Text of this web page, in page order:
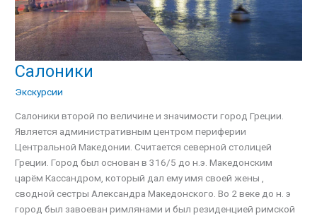
Салоники
Экскурсии
Салоники второй по величине и значимости город Греции.
Является административным центром периферии
Центральной Македонии. Считается северной столицей
Греции. Город был основан в 316/5 до н.э. Македонским
царём Кассандром, который дал ему имя своей жены ,
сводной сестры Александра Македонского. Во 2 веке до н. э
город был завоеван римлянами и был резиденцией римской
Салоники